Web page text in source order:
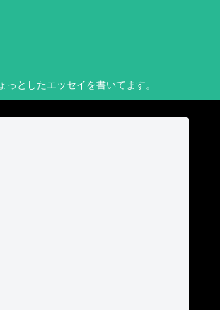
としたエッセイを書いてます。